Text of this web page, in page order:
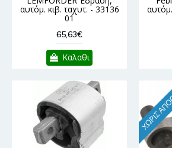
αυτόμ. κιβ. ταχυτ. - 33136
01
65,63€
Καλαθι
ΧΩΡΊΣ